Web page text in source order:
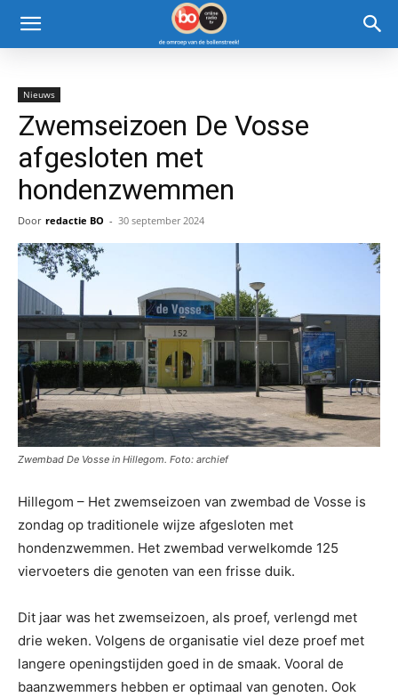
Nieuws
Zwemseizoen De Vosse
afgesloten met
hondenzwemmen
Door redactie BO - 30 september 2024
Zwembad De Vosse in Hillegom. Foto: archief
Hillegom – Het zwemseizoen van zwembad de Vosse is
zondag op traditionele wijze afgesloten met
hondenzwemmen. Het zwembad verwelkomde 125
viervoeters die genoten van een frisse duik.
Dit jaar was het zwemseizoen, als proef, verlengd met
drie weken. Volgens de organisatie viel deze proef met
langere openingstijden goed in de smaak. Vooral de
baanzwemmers hebben er optimaal van genoten. Ook